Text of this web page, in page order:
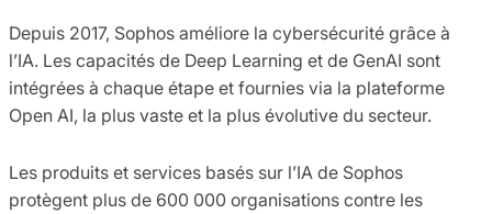
Depuis 2017, Sophos améliore la cybersécurité grâce à
l’IA. Les capacités de Deep Learning et de GenAI sont
intégrées à chaque étape et fournies via la plateforme
Open AI, la plus vaste et la plus évolutive du secteur.
Les produits et services basés sur l’IA de Sophos
protègent plus de 600 000 organisations contre les